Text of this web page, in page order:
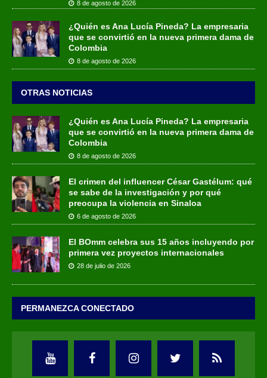
8 de agosto de 2026
¿Quién es Ana Lucía Pineda? La empresaria
que se convirtió en la nueva primera dama de
Colombia
8 de agosto de 2026
OTRAS NOTICIAS
¿Quién es Ana Lucía Pineda? La empresaria
que se convirtió en la nueva primera dama de
Colombia
8 de agosto de 2026
El crimen del influencer César Gastélum: qué
se sabe de la investigación y por qué
preocupa la violencia en Sinaloa
6 de agosto de 2026
El BOmm celebra sus 15 años incluyendo por
primera vez proyectos internacionales
28 de julio de 2026
PERMANEZCA CONECTADO